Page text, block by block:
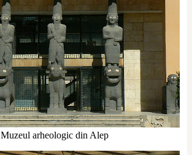
Muzeul arheologic din Alep